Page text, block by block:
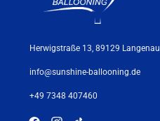
Herwigstraße 13, 89129 Langenau
info@sunshine-ballooning.de
+49 7348 407460